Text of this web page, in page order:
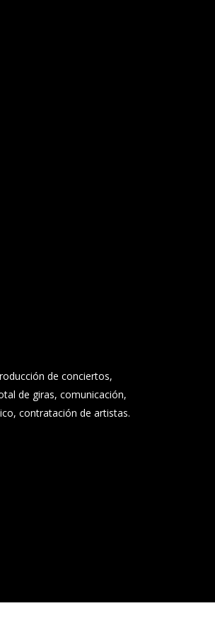
de conciertos,
de giras, comunicación,
contratación de artistas.